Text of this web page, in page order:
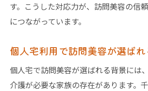
す。こうした対応力が、訪問美容の信
につながっています。
個人宅利用で訪問美容が選ば
個人宅で訪問美容が選ばれる背景には
介護が必要な家族の存在があります。